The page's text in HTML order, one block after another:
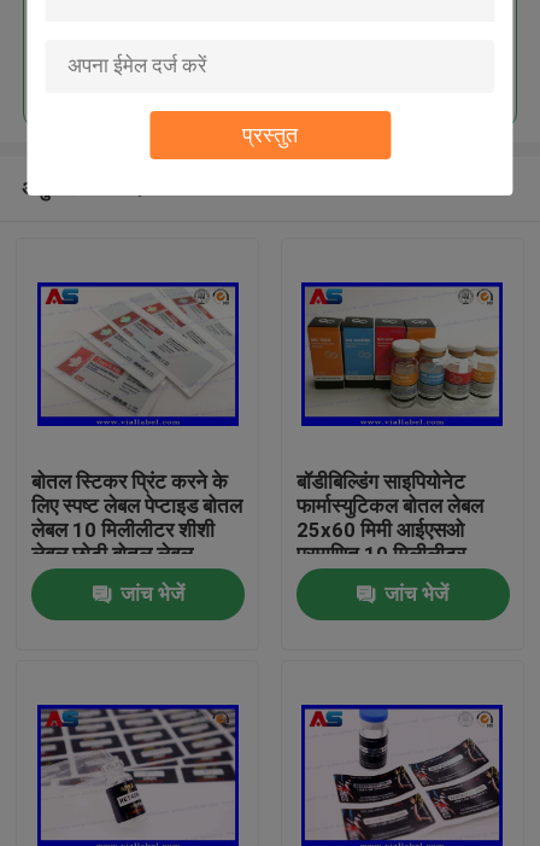
प्रस्तुत
उत्पादों
हमारे बारे में
जारी रखें
अनुशंसित उत्पाद
बोतल स्टिकर प्रिंट करने के
लिए स्पष्ट लेबल पेप्टाइड बोतल
लेबल 10 मिलीलीटर शीशी
लेबल छोटी बोतल लेबल
जांच भेजें
बॉडीबिल्डिंग साइपियोनेट
फार्मास्युटिकल बोतल लेबल
25x60 मिमी आईएसओ
प्रमाणित 10 मिलीलीटर
शीशियों के लिए
जांच भेजें